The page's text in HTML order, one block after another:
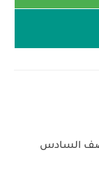
لصف السادس